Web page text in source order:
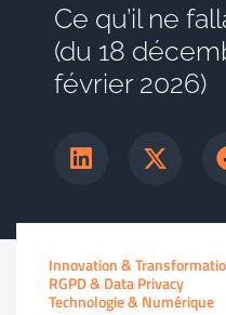
Ce qu’il ne
(du 18
février 2026)
Innovation &
RGPD & Data Privacy
Technologie & Numérique